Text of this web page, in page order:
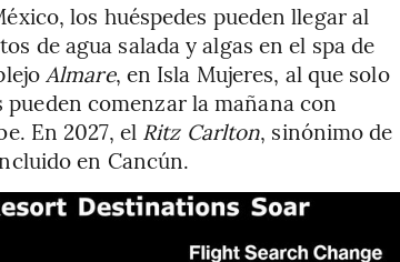
los huéspedes pueden llegar al
de agua salada y algas en el spa de
Almare, en Isla Mujeres, al que solo
comenzar la mañana con
En 2027, el Ritz Carlton, sinónimo de
en Cancún.